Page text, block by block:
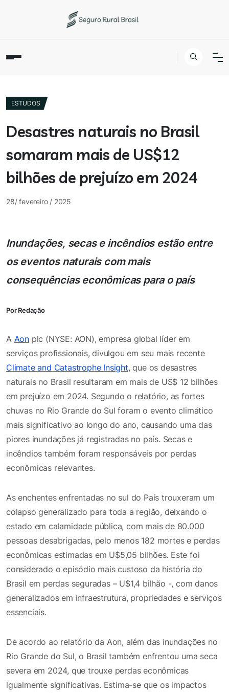
ESTUDOS
Desastres naturais no Brasil
somaram mais de US$12
bilhões de prejuízo em 2024
28/ fevereiro / 2025
Inundações, secas e incêndios estão entre
os eventos naturais com mais
consequências econômicas para o país
Por Redação
A Aon plc (NYSE: AON), empresa global líder em
serviços profissionais, divulgou em seu mais recente
Climate and Catastrophe Insight, que os desastres
naturais no Brasil resultaram em mais de US$ 12 bilhões
em prejuízo em 2024. Segundo o relatório, as fortes
chuvas no Rio Grande do Sul foram o evento climático
mais significativo ao longo do ano, causando uma das
piores inundações já registradas no país. Secas e
incêndios também foram responsáveis por perdas
econômicas relevantes.
As enchentes enfrentadas no sul do País trouxeram um
colapso generalizado para toda a região, deixando o
estado em calamidade pública, com mais de 80.000
pessoas desabrigadas, pelo menos 182 mortes e perdas
econômicas estimadas em U$5,05 bilhões. Este foi
considerado o episódio mais custoso da história do
Brasil em perdas seguradas – U$1,4 bilhão -, com danos
generalizados em infraestrutura, propriedades e serviços
essenciais.
De acordo ao relatório da Aon, além das inundações no
Rio Grande do Sul, o Brasil também enfrentou uma seca
severa em 2024, que trouxe perdas econômicas
igualmente significativas. Estima-se que os impactos